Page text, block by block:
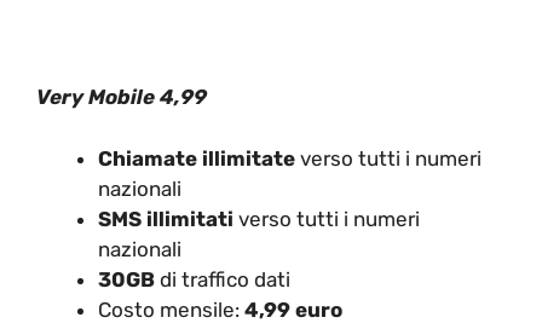
Very Mobile 4,99
Chiamate illimitate verso tutti i numeri
nazionali
SMS illimitati verso tutti i numeri
nazionali
30GB di traffico dati
Costo mensile: 4,99 euro